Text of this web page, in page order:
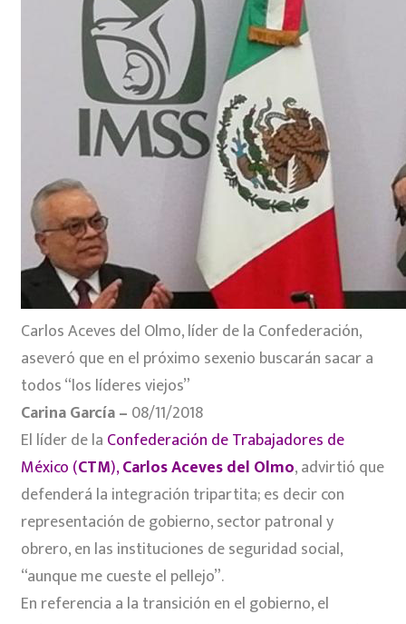
Carlos Aceves del Olmo, líder de la Confederación,
aseveró que en el próximo sexenio buscarán sacar a
todos “los líderes viejos”
Carina García – 08/11/2018
El líder de la Confederación de Trabajadores de
México (CTM),Carlos Aceves del Olmo, advirtió que
defenderá la integración tripartita; es decir con
representación de gobierno, sector patronal y
obrero, en las instituciones de seguridad social,
“aunque me cueste el pellejo”.
En referencia a la transición en el gobierno, el